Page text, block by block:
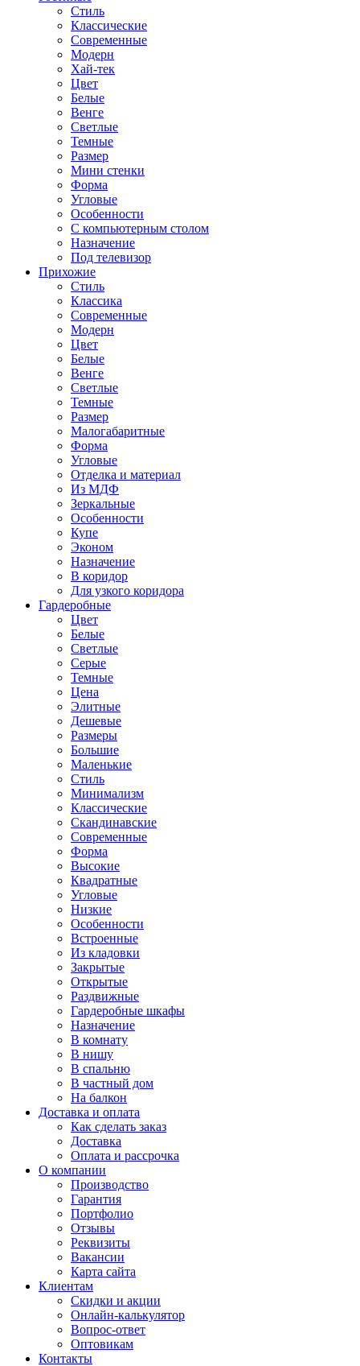
Стиль
Классические
Современные
Модерн
Хай-тек
Цвет
Белые
Венге
Светлые
Темные
Размер
Мини стенки
Форма
Угловые
Особенности
С компьютерным столом
Назначение
Под телевизор
Прихожие
Стиль
Классика
Современные
Модерн
Цвет
Белые
Венге
Светлые
Темные
Размер
Малогабаритные
Форма
Угловые
Отделка и материал
Из МДФ
Зеркальные
Особенности
Купе
Эконом
Назначение
В коридор
Для узкого коридора
Гардеробные
Цвет
Белые
Светлые
Серые
Темные
Цена
Элитные
Дешевые
Размеры
Большие
Маленькие
Стиль
Минимализм
Классические
Скандинавские
Современные
Форма
Высокие
Квадратные
Угловые
Низкие
Особенности
Встроенные
Из кладовки
Закрытые
Открытые
Раздвижные
Гардеробные шкафы
Назначение
В комнату
В нишу
В спальню
В частный дом
На балкон
Доставка и оплата
Как сделать заказ
Доставка
Оплата и рассрочка
О компании
Производство
Гарантия
Портфолио
Отзывы
Реквизиты
Вакансии
Карта сайта
Клиентам
Скидки и акции
Онлайн-калькулятор
Вопрос-ответ
Оптовикам
Контакты